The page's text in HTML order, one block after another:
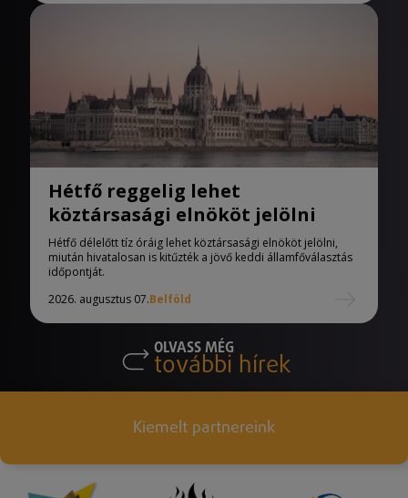
Hétfő reggelig lehet
köztársasági elnököt jelölni
Hétfő délelőtt tíz óráig lehet köztársasági elnököt jelölni,
miután hivatalosan is kitűzték a jövő keddi államfőválasztás
időpontját.
2026. augusztus 07.Belföld
OLVASS MÉG
további hírek
Kiemelt partnereink